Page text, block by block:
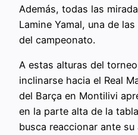
Además, todas las
Lamine Yamal, una de
del campeonato.
A estas alturas del
inclinarse hacia el Real
del Barça en Montilivi
en la parte alta de la
busca reaccionar ante